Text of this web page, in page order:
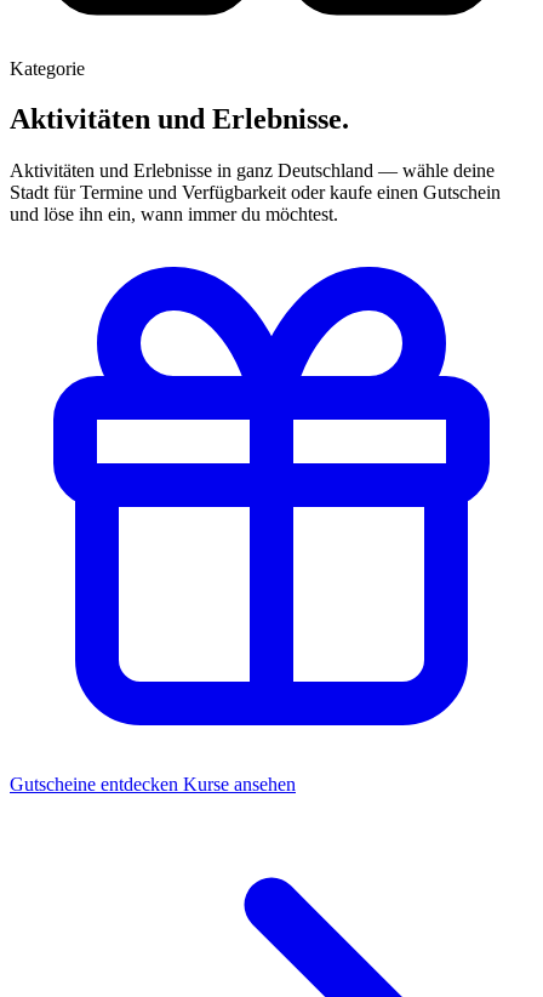
Kategorie
Aktivitäten und Erlebnisse.
Aktivitäten und Erlebnisse in ganz Deutschland — wähle deine
Stadt für Termine und Verfügbarkeit oder kaufe einen Gutschein
und löse ihn ein, wann immer du möchtest.
Gutscheine entdecken Kurse ansehen